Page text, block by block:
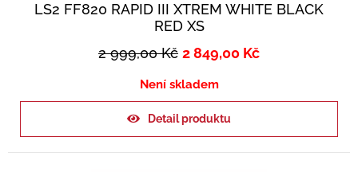
LS2 FF820 RAPID III XTREM WHITE BLACK
RED XS
2 999,00Kč 2 849,00 Kč
Není skladem
Detail produktu